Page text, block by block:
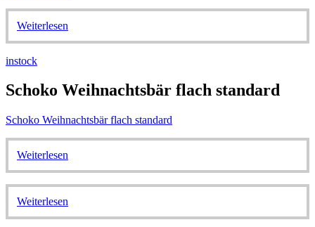
Weiterlesen
instock
Schoko Weihnachtsbär flach standard
Schoko Weihnachtsbär flach standard
Weiterlesen
Weiterlesen